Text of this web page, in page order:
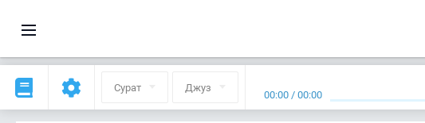
Сурат Джуз 00:00 /00:00